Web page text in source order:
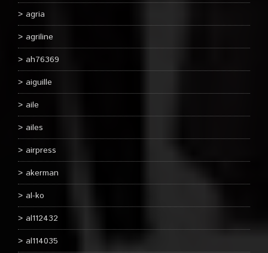
agria
agriline
ah76369
aiguille
aile
ailes
airpress
akerman
al-ko
al112432
al114035